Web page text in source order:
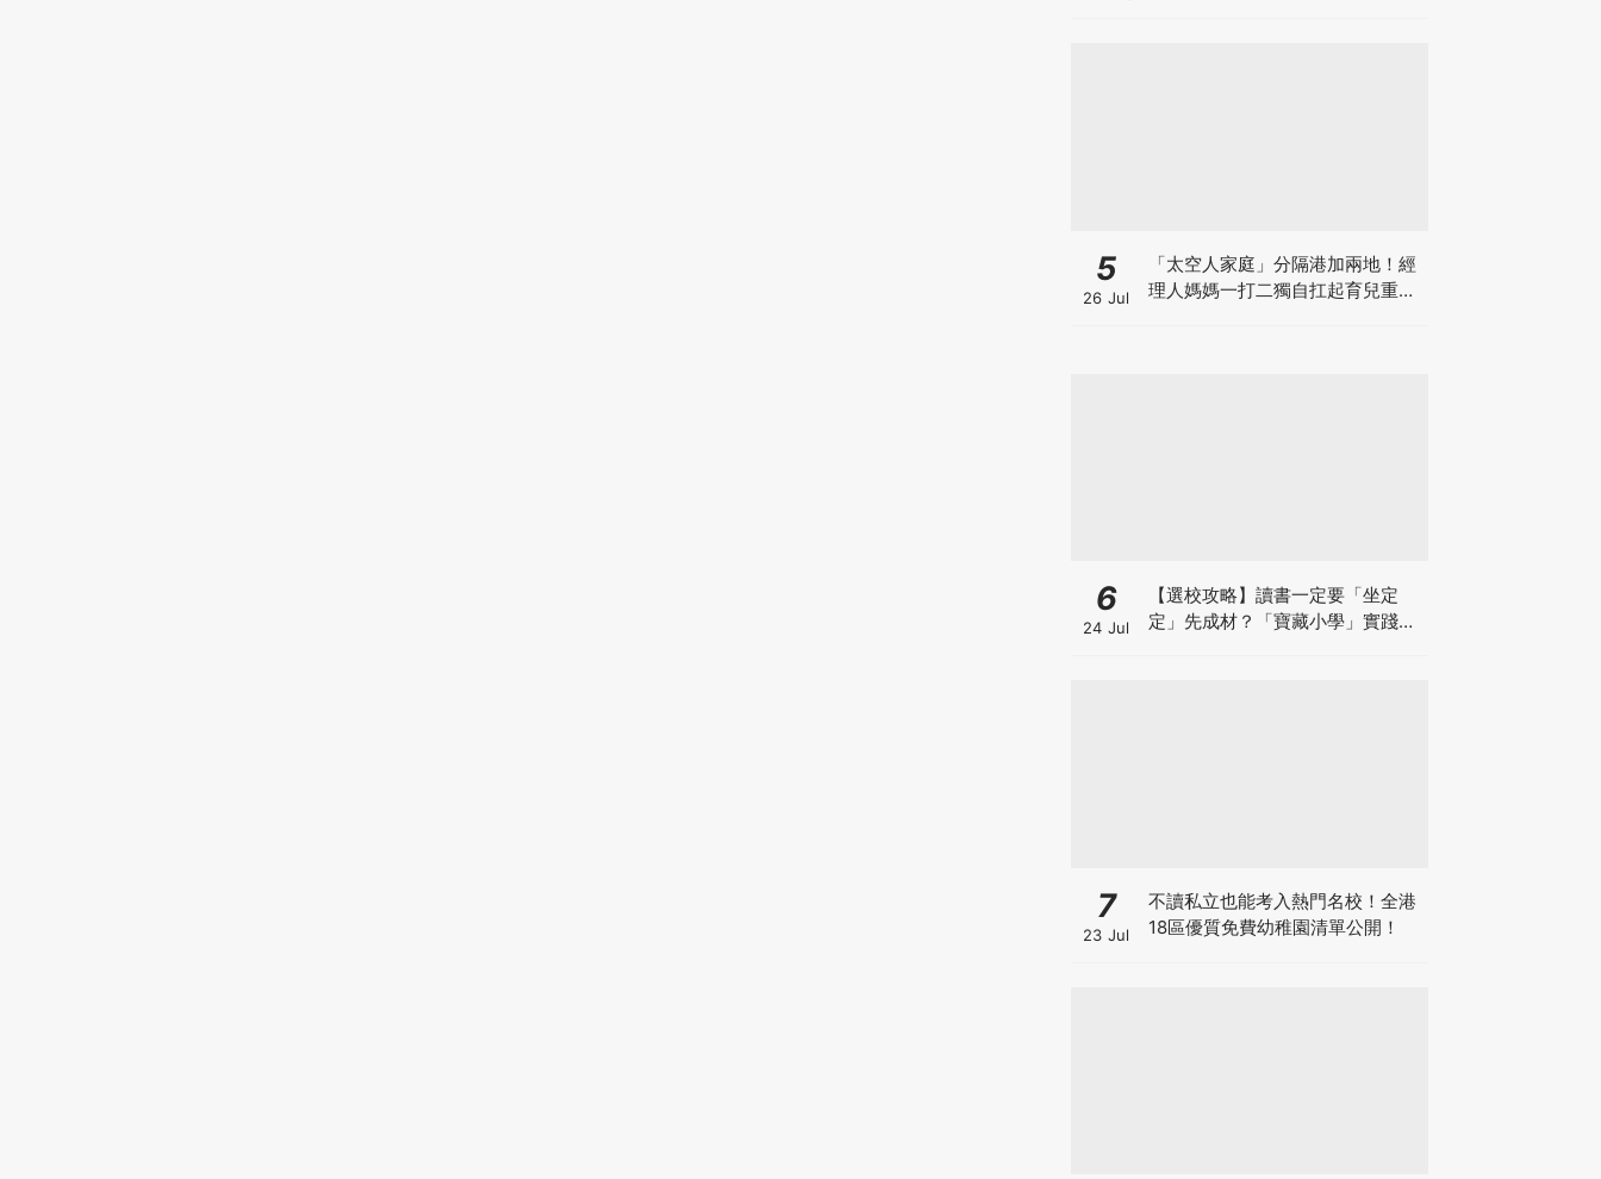
5
26 Jul
「太空人家庭」分隔港加兩地！經
理人媽媽一打二獨自扛起育兒重
6
24 Jul
【選校攻略】讀書一定要「坐定
定」先成材？「寶藏小學」實踐動
7
23 Jul
不讀私立也能考入熱門名校！全港
18區優質免費幼稚園清單公開！